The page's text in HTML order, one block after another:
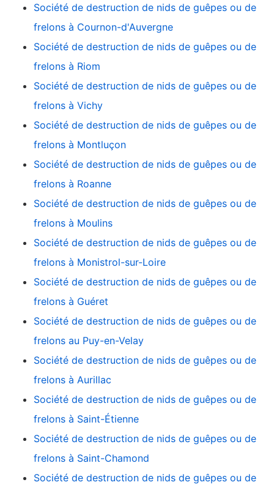
Société de destruction de nids de guêpes ou de
frelons à Cournon-d'Auvergne
Société de destruction de nids de guêpes ou de
frelons à Riom
Société de destruction de nids de guêpes ou de
frelons à Vichy
Société de destruction de nids de guêpes ou de
frelons à Montluçon
Société de destruction de nids de guêpes ou de
frelons à Roanne
Société de destruction de nids de guêpes ou de
frelons à Moulins
Société de destruction de nids de guêpes ou de
frelons à Monistrol-sur-Loire
Société de destruction de nids de guêpes ou de
frelons à Guéret
Société de destruction de nids de guêpes ou de
frelons au Puy-en-Velay
Société de destruction de nids de guêpes ou de
frelons à Aurillac
Société de destruction de nids de guêpes ou de
frelons à Saint-Étienne
Société de destruction de nids de guêpes ou de
frelons à Saint-Chamond
Société de destruction de nids de guêpes ou de